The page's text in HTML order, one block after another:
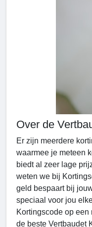
Over de
Er zijn meerdere
waarmee je meteen
biedt al zeer lage
weten we bij
geld bespaart bij
speciaal voor jou
Kortingscode op
de beste Vertbaudet